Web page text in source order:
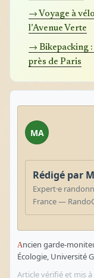
→ Voyage à
l’Avenue Verte
→ Bikepacking :
près de Paris
MA
Rédigé par
Expert·e
France —
Ancien garde-moniteur au Parc National des Écrins. Master
Écologie, Université
Article vérifié et mis à jour le 29/03/2026. Nos contenus